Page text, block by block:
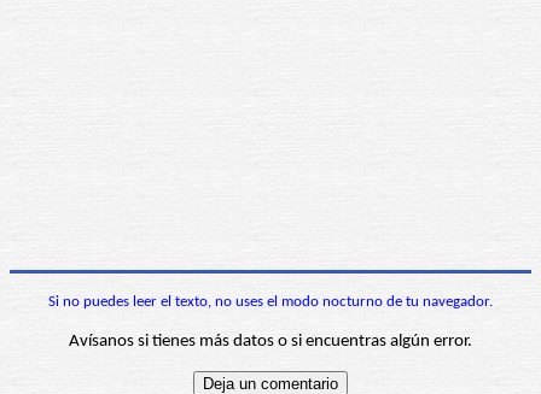
Si no puedes leer el texto, no uses el modo nocturno de tu navegador.
Avísanos si tienes más datos o si encuentras algún error.